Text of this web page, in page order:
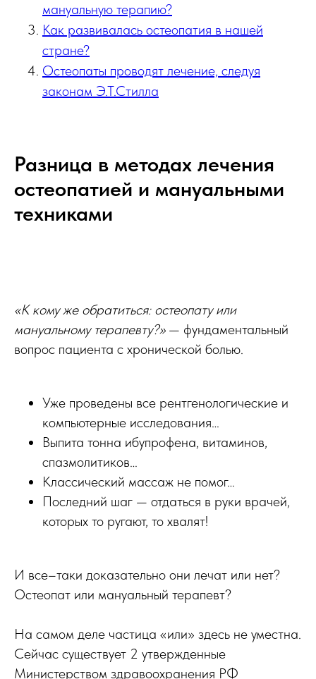
мануальную терапию?
Как развивалась остеопатия в нашей
стране?
Остеопаты проводят лечение, следуя
законам Э.Т.Стилла
Разница в методах лечения
остеопатией и мануальными
техниками
«К кому же обратиться: остеопату или
мануальному терапевту?»— фундаментальный
вопрос пациента с хронической болью.
Уже проведены все рентгенологические и
компьютерные исследования…
Выпита тонна ибупрофена, витаминов,
спазмолитиков…
Классический массаж не помог…
Последний шаг — отдаться в руки врачей,
которых то ругают, то хвалят!
И все–таки доказательно они лечат или нет?
Остеопат или мануальный терапевт?
На самом деле частица «или» здесь не уместна.
Сейчас существует 2 утвержденные
Министерством здравоохранения РФ